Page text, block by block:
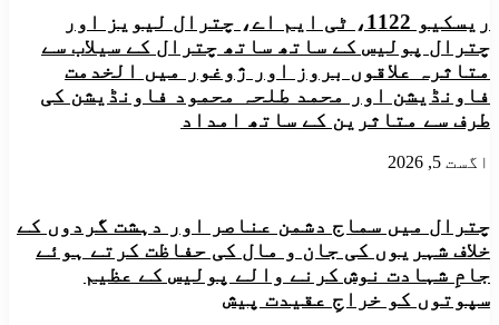
کی
تین
کی
الٹی
میٹم
لیے
انتخابات
مکمل
۔
سابق
تحصیل
ناظم
مولانا
5
سال
کے
لیےامیرِ
منتخب
ریسکیو 1122، ٹی ایم اے، چترال لیویز اور
چترال پولیس کے ساتھ ساتھ چترال کے سیلاب سے
متاثرہ علاقوں بروز اور ژوغور میں الخدمت
فاونڈیشن اور محمد طلحہ محمود فاونڈیشن کی
طرف سے متاثرین کے ساتھ امداد
اگست 5, 2026
چترال میں سماج دشمن عناصر اور دہشت گردوں کے
خلاف شہریوں کی جان و مال کی حفاظت کرتے ہوئے
جامِ شہادت نوش کرنے والے پولیس کے عظیم
سپوتوں کو خراجِ عقیدت پیش